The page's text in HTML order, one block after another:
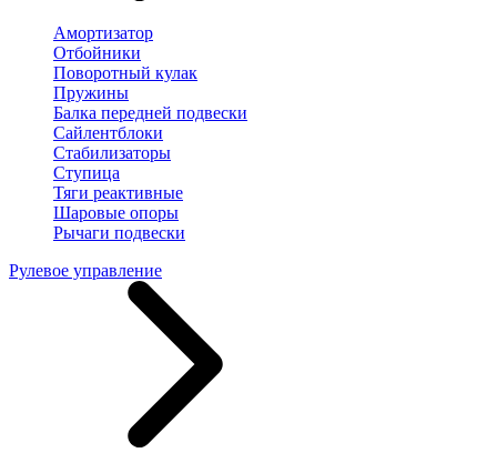
Амортизатор
Отбойники
Поворотный кулак
Пружины
Балка передней подвески
Сайлентблоки
Стабилизаторы
Ступица
Тяги реактивные
Шаровые опоры
Рычаги подвески
Рулевое управление